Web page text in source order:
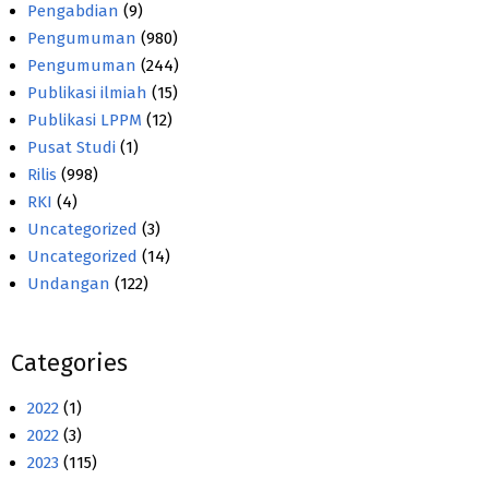
Pengabdian (9)
Pengumuman (980)
Pengumuman (244)
Publikasi ilmiah (15)
Publikasi LPPM (12)
Pusat Studi (1)
Rilis (998)
RKI (4)
Uncategorized (3)
Uncategorized (14)
Undangan (122)
Categories
2022 (1)
2022 (3)
2023 (115)